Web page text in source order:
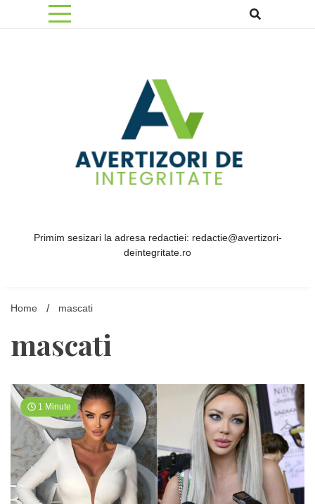
Primim sesizari la adresa redactiei: redactie@avertizori-
deintegritate.ro
Home mascati
mascati
1 Minute